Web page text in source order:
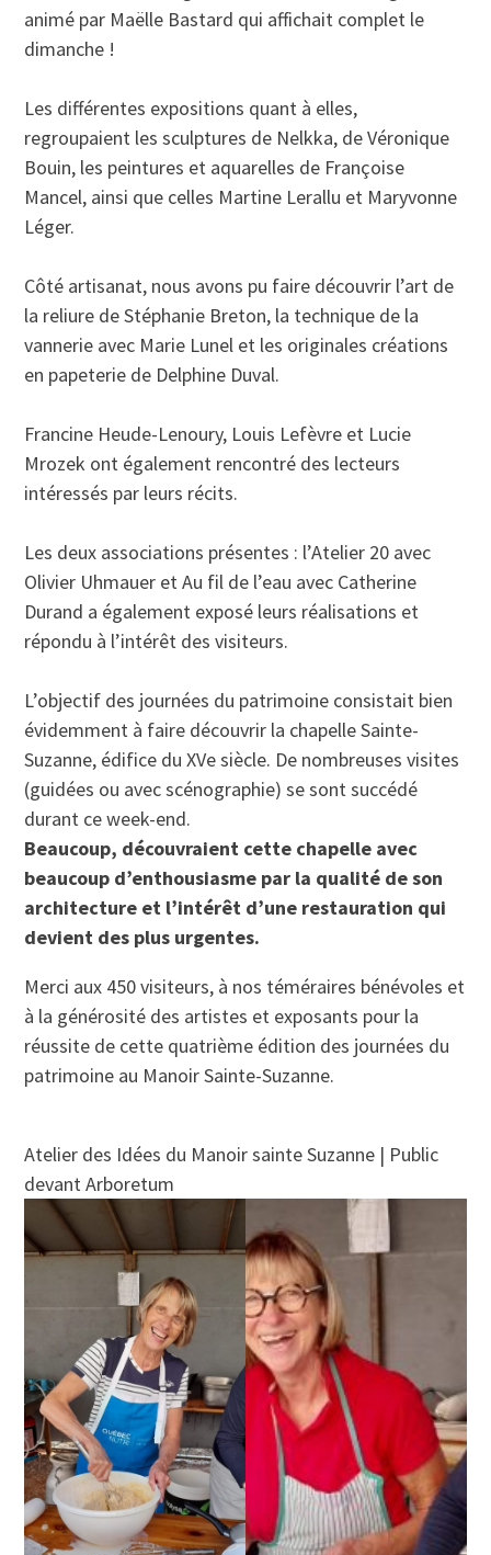
animé par Maëlle Bastard qui affichait complet le
dimanche !
Les différentes expositions quant à elles,
regroupaient les sculptures de Nelkka, de Véronique
Bouin, les peintures et aquarelles de Françoise
Mancel, ainsi que celles Martine Lerallu et Maryvonne
Léger.
Côté artisanat, nous avons pu faire découvrir l’art de
la reliure de Stéphanie Breton, la technique de la
vannerie avec Marie Lunel et les originales créations
en papeterie de Delphine Duval.
Francine Heude-Lenoury, Louis Lefèvre et Lucie
Mrozek ont également rencontré des lecteurs
intéressés par leurs récits.
Les deux associations présentes : l’Atelier 20 avec
Olivier Uhmauer et Au fil de l’eau avec Catherine
Durand a également exposé leurs réalisations et
répondu à l’intérêt des visiteurs.
L’objectif des journées du patrimoine consistait bien
évidemment à faire découvrir la chapelle Sainte-
Suzanne, édifice du XVe siècle. De nombreuses visites
(guidées ou avec scénographie) se sont succédé
durant ce week-end.
Beaucoup, découvraient cette chapelle avec
beaucoup d’enthousiasme par la qualité de son
architecture et l’intérêt d’une restauration qui
devient des plus urgentes.
Merci aux 450 visiteurs, à nos téméraires bénévoles et
à la générosité des artistes et exposants pour la
réussite de cette quatrième édition des journées du
patrimoine au Manoir Sainte-Suzanne.
Atelier des Idées du Manoir sainte Suzanne | Public
devant Arboretum